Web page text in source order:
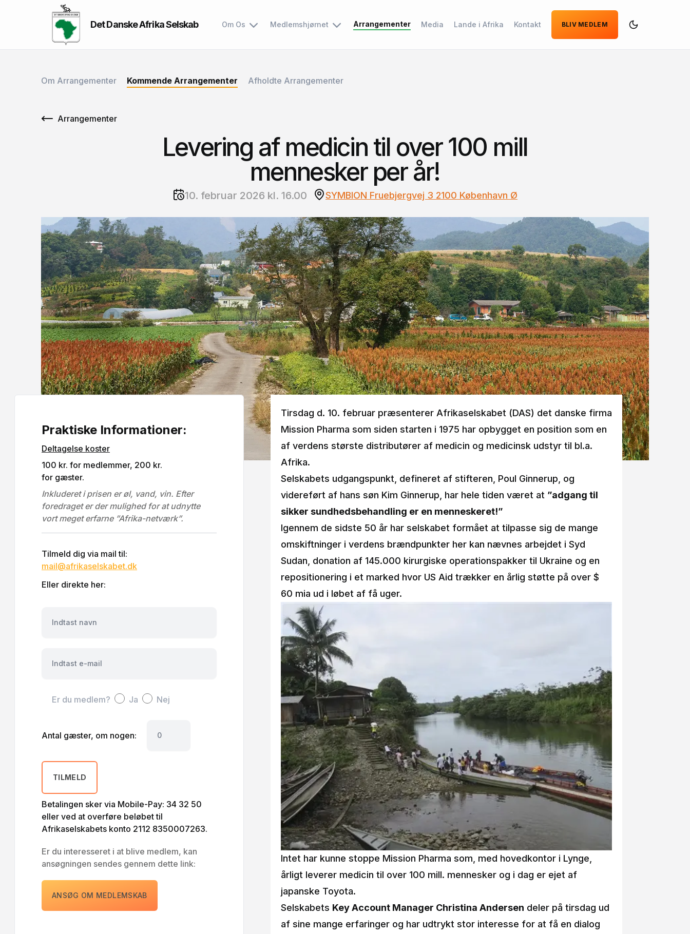
Det Danske Afrika Selskab Om Os Medlemshjørnet Arrangementer Media Lande i Afrika Kontakt BLIV MEDLEM
Om Arrangementer Kommende Arrangementer Afholdte Arrangementer
Arrangementer
Levering af medicin til over 100 mill
mennesker per år!
10. februar 2026 kl. 16.00 SYMBION Fruebjergvej 3 2100 København Ø
Praktiske Informationer:
Deltagelse koster
100 kr. for medlemmer, 200 kr.
for gæster.
Inkluderet i prisen er øl, vand, vin. Efter
foredraget er der mulighed for at udnytte
vort meget erfarne ”Afrika-netværk”.
Tilmeld dig via mail til:
mail@afrikaselskabet.dk
Eller direkte her:
Er du medlem? Ja Nej
Antal gæster, om nogen:
TILMELD
Betalingen sker via Mobile-Pay: 34 32 50
eller ved at overføre beløbet til
Afrikaselskabets konto 2112 8350007263.
Er du interesseret i at blive medlem, kan
ansøgningen sendes gennem dette link:
ANSØG OM MEDLEMSKAB
Tirsdag d. 10. februar præsenterer Afrikaselskabet (DAS) det danske firma
Mission Pharma som siden starten i 1975 har opbygget en position som en
af verdens største distributører af medicin og medicinsk udstyr til bl.a.
Afrika.
Selskabets udgangspunkt, defineret af stifteren, Poul Ginnerup, og
videreført af hans søn Kim Ginnerup, har hele tiden været at ”adgang til
sikker sundhedsbehandling er en menneskeret!”
Igennem de sidste 50 år har selskabet formået at tilpasse sig de mange
omskiftninger i verdens brændpunkter her kan nævnes arbejdet i Syd
Sudan, donation af 145.000 kirurgiske operationspakker til Ukraine og en
repositionering i et marked hvor US Aid trækker en årlig støtte på over $
60 mia ud i løbet af få uger.
Intet har kunne stoppe Mission Pharma som, med hovedkontor i Lynge,
årligt leverer medicin til over 100 mill. mennesker og i dag er ejet af
japanske Toyota.
Selskabets Key Account Manager Christina Andersen deler på tirsdag ud
af sine mange erfaringer og har udtrykt stor interesse for at få en dialog